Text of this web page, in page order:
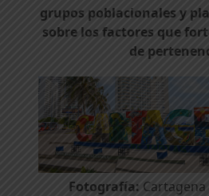
grupos poblacionales y
sobre los factores que
de
Fotografía: